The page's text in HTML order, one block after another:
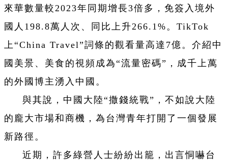
來華數量較2023年同期增長3倍多，免簽入境外
國人198.8萬人次、同比上升266.1%。TikTok
上“China Travel”詞條的觀看量高達7億。介紹中
國美景、美食的視頻成為“流量密碼”，成千上萬
的外國博主湧入中國。
與其說，中國大陸“撒錢統戰”，不如說大陸
的龐大市場和商機，為台灣青年打開了一個發展
新路徑。
近期，許多綠營人士紛紛出籠，出言恫嚇台